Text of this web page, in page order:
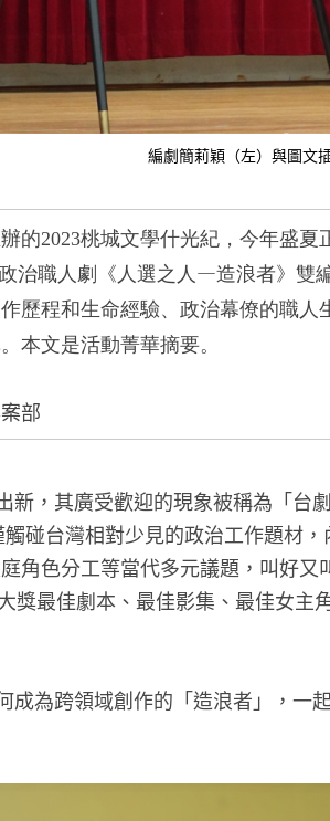
編劇簡莉穎（左）與圖文
的2023桃城文學什光紀，今年盛夏
治職人劇《人選之人 —造浪者》雙
歷程和生命經驗、政治幕僚的職人
本文是活動菁華摘要。
部
，其廣受歡迎的現象被稱為「台
碰台灣相對少見的政治工作題材，
角色分工等當代多元議題，叫好又
獎最佳劇本、最佳影集、最佳女主
為跨領域創作的「造浪者」，一